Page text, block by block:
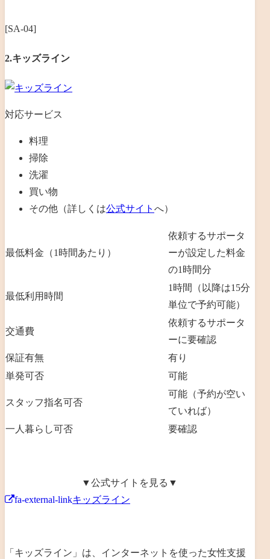
[SA-04]
2.キッズライン
対応サービス
料理
掃除
洗濯
買い物
その他（詳しくは公式サイト へ）
最低料金（1時間あたり）
依頼するサポータ
ーが設定した料金
の1時間分
最低利用時間
1時間（以降は15分
単位で予約可能）
交通費
依頼するサポータ
ーに要確認
保証有無
有り
単発可否
可能
スタッフ指名可否
可能（予約が空い
ていれば）
一人暮らし可否
要確認
▼公式サイトを見る▼
fa-external-linkキッズライン
「キッズライン」は、 インターネットを使った女性支援